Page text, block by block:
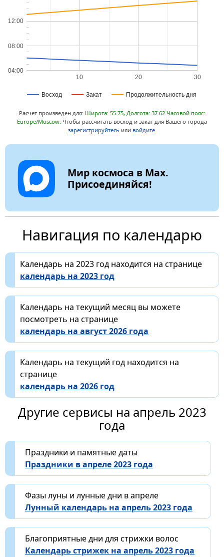
Восход Закат Продолжительность дня
10 20 30
04:00
08:00
12:00
Расчет произведен для: Широта: 55.75, Долгота: 37.62 Часовой пояс:
Europe/Moscow. Чтобы рассчитать восход и закат для Вашего города
зарегистрируйтесь или войдите.
Мир космоса в Max.
Присоединяйся!
Навигация по календарю
Календарь на 2023 год находится на странице
календарь на 2023 год
Календарь на текущий месяц вы можете
посмотреть на странице
календарь на август 2026 года
Календарь на текущий год находится на
странице
календарь на 2026 год
Другие сервисы на апрель 2023
года
Праздники и памятные даты
Праздники в апреле 2023 года
Фазы луны и лунные дни в апреле
Лунный календарь на апрель 2023 года
Благоприятные дни для стрижки волос
Календарь стрижек на апрель 2023 года